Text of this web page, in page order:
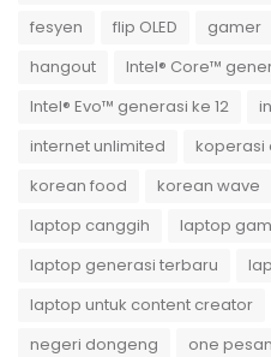
fesyen
flip OLED gamer
hangout
Intel® Core™
Intel® Evo™ generasi ke 12
internet unlimited
koperasi
korean food
korean wave
laptop canggih
laptop
laptop generasi terbaru
laptop untuk content creator
negeri dongeng
one